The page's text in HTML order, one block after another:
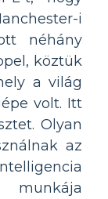
i
néhány
köztük
a világ
volt. Itt
Olyan
az
munkája